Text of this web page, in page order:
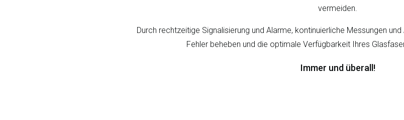
vermeiden.
Durch rechtzeitige Signalisierung und Alarme, kontinuierliche Messungen
Fehler beheben und die optimale Verfügbarkeit Ihres
Immer und überall!